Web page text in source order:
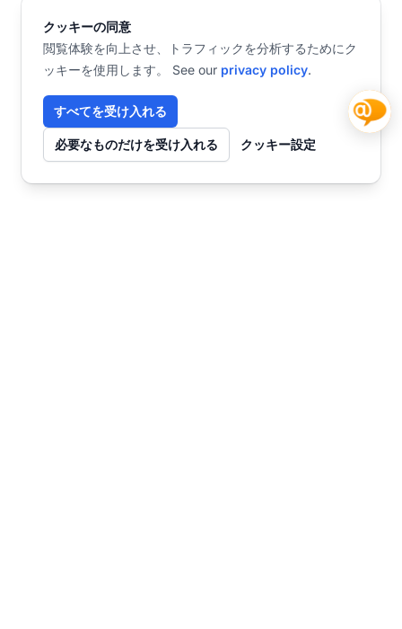
クッキーの同意
閲覧体験を向上させ、トラフィックを分析するためにク
ッキーを使用します。 See our privacy policy.
すべてを受け入れる
必要なものだけを受け入れる クッキー設定